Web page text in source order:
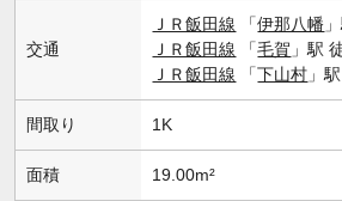
交通
ＪＲ飯田線 「伊那八幡
ＪＲ飯田線 「毛賀 」駅
ＪＲ飯田線 「下山村 」
間取り 1K
面積 19.00m²